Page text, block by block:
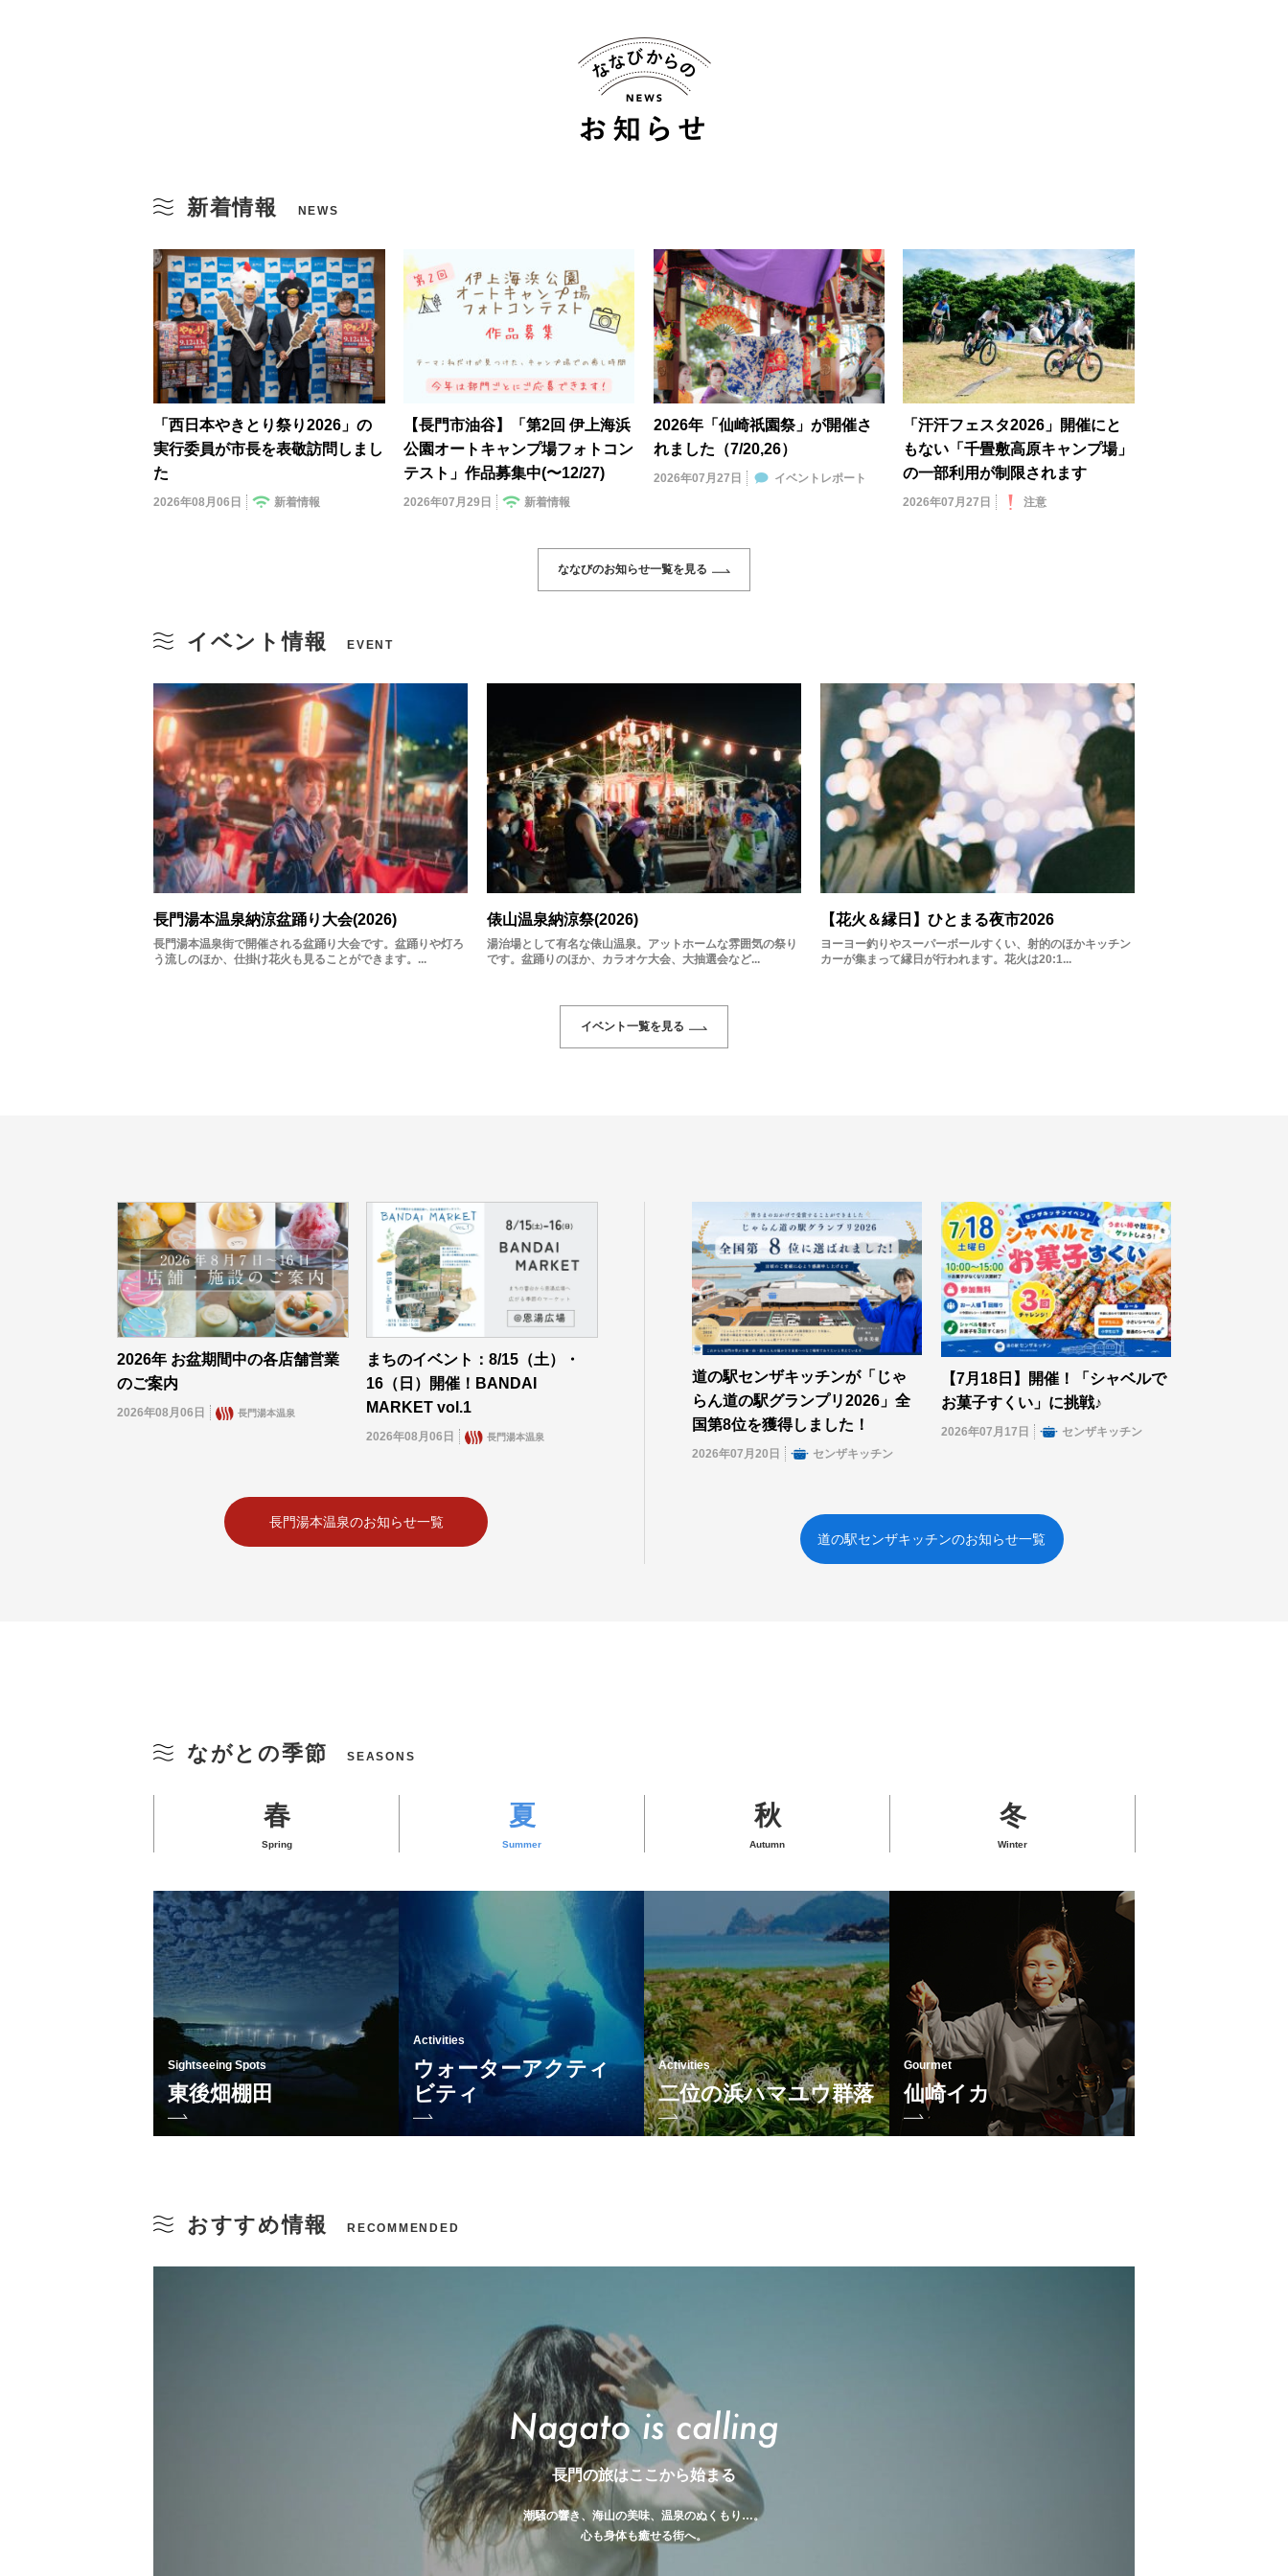
新着情報 NEWS
「西日本やきとり祭り2026」の
実行委員が市長を表敬訪問しまし
た
2026年08月06日 新着情報
【長門市油谷】「第2回 伊上海浜
公園オートキャンプ場フォトコン
テスト」作品募集中(〜12/27)
2026年07月29日 新着情報
2026年「仙崎祇園祭」が開催さ
れました（7/20,26）
2026年07月27日 イベントレポート
「汗汗フェスタ2026」開催にと
もない「千畳敷高原キャンプ場」
の一部利用が制限されます
2026年07月27日 注意
ななびのお知らせ一覧を見る
イベント情報 EVENT
長門湯本温泉納涼盆踊り大会(2026)
長門湯本温泉街で開催される盆踊り大会です。盆踊りや灯ろ
う流しのほか、仕掛け花火も見ることができます。...
俵山温泉納涼祭(2026)
湯治場として有名な俵山温泉。アットホームな雰囲気の祭り
です。盆踊りのほか、カラオケ大会、大抽選会など...
【花火＆縁日】ひとまる夜市2026
ヨーヨー釣りやスーパーボールすくい、射的のほかキッチン
カーが集まって縁日が行われます。花火は20:1...
イベント一覧を見る
2026年 お盆期間中の各店舗営業
のご案内
2026年08月06日 長門湯本温泉
まちのイベント：8/15（土）・
16（日）開催！BANDAI
MARKET vol.1
2026年08月06日 長門湯本温泉
長門湯本温泉のお知らせ一覧
道の駅センザキッチンが「じゃ
らん道の駅グランプリ2026」全
国第8位を獲得しました！
2026年07月20日 センザキッチン
【7月18日】開催！「シャベルで
お菓子すくい」に挑戦♪
2026年07月17日 センザキッチン
道の駅センザキッチンのお知らせ一覧
ながとの季節 SEASONS
春
Spring
夏
Summer
秋
Autumn
冬
Winter
Sightseeing Spots
大寧寺
Activities
王子山公園
Sightseeing Spots
向徳寺
Sightseeing Spots
千畳敷
Sightseeing Spots
東後畑棚田
Activities
ウォーターアクティ
ビティ
Activities
二位の浜ハマユウ群落
Gourmet
仙崎イカ
村田清風記念館
おすすめ情報 RECOMMENDED
長門の旅はここから始まる
潮騒の響き、海山の美味、温泉のぬくもり…。
心も身体も癒せる街へ。